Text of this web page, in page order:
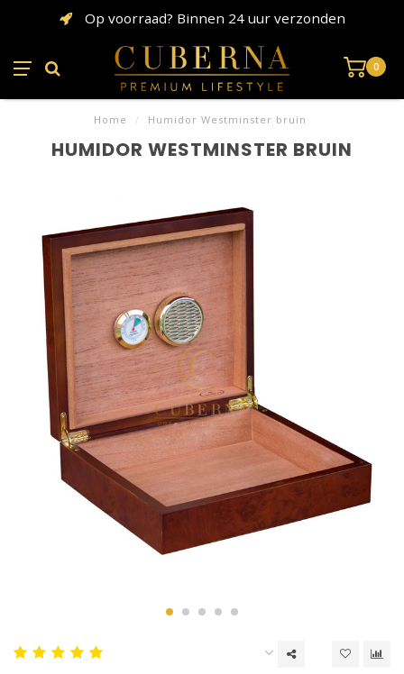
Op voorraad? Binnen 24 uur verzonden
0
Home / Humidor Westminster bruin
HUMIDOR WESTMINSTER BRUIN